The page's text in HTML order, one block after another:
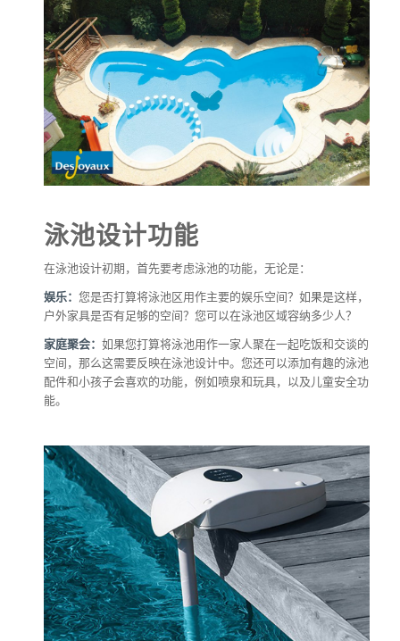
泳池设计功能
在泳池设计初期，首先要考虑泳池的功能，无论是：
娱乐： 您是否打算将泳池区用作主要的娱乐空间？如果是这样，
户外家具是否有足够的空间？您可以在泳池区域容纳多少人？
家庭聚会： 如果您打算将泳池用作一家人聚在一起吃饭和交谈的
空间，那么这需要反映在泳池设计中。您还可以添加有趣的泳池
配件和小孩子会喜欢的功能，例如喷泉和玩具，以及儿童安全功
能。